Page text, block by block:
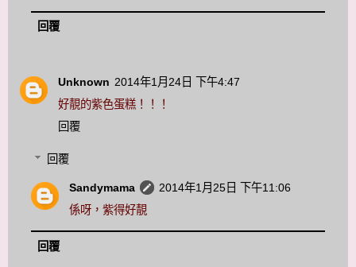
回覆
Unknown 2014年1月24日 下午4:47
好靚的紫色蛋糕！！！
回覆
回覆
Sandymama
2014年1月25日 下午11:06
係呀，紫得好靚
回覆